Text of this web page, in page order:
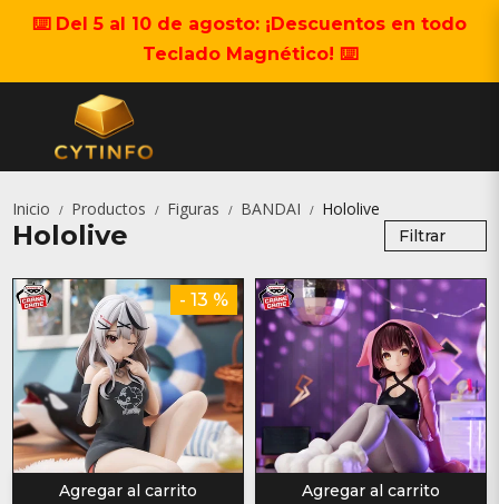
⌨️ Del 5 al 10 de agosto: ¡Descuentos en todo
Teclado Magnético! ⌨️
Inicio / Productos / Figuras / BANDAI / Hololive
Hololive Filtrar
- 13 %
Agregar al carrito Agregar al carrito